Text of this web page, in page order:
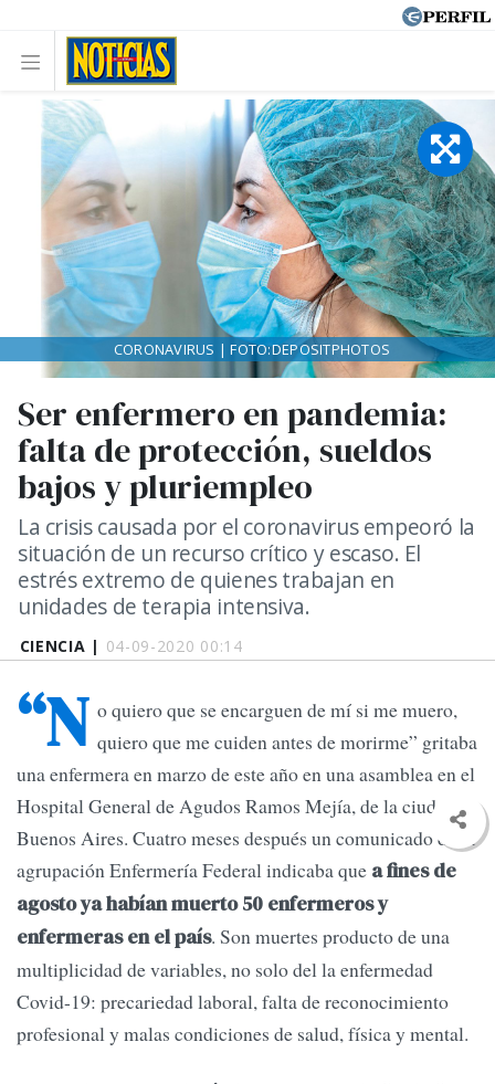
CIENCIA | 04-09-2020 00:14
Ser enfermero en pandemia:
falta de protección, sueldos
bajos y pluriempleo
La crisis causada por el coronavirus empeoró la
situación de un recurso crítico y escaso. El
estrés extremo de quienes trabajan en
unidades de terapia intensiva.
CORONAVIRUS | FOTO:DEPOSITPHOTOS
“N o quiero que se encarguen de mí si me muero,
quiero que me cuiden antes de morirme” gritaba
una enfermera en marzo de este año en una asamblea en el
Hospital General de Agudos Ramos Mejía, de la ciudad de
Buenos Aires. Cuatro meses después un comunicado de la
agrupación Enfermería Federal indicaba que a fines de
agosto ya habían muerto 50 enfermeros y
enfermeras en el país. Son muertes producto de una
multiplicidad de variables, no solo del la enfermedad
Covid-19: precariedad laboral, falta de reconocimiento
profesional y malas condiciones de salud, física y mental.